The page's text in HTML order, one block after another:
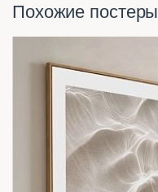
Похожие постеры